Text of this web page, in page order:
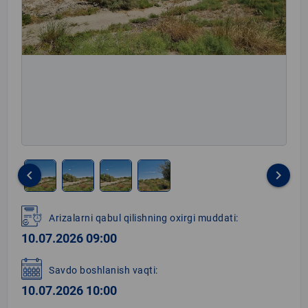
1
of
4
keyboard_arrow_left keyboard_arrow_right
Arizalarni qabul qilishning oxirgi muddati:
10.07.2026 09:00
Savdo boshlanish vaqti:
10.07.2026 10:00